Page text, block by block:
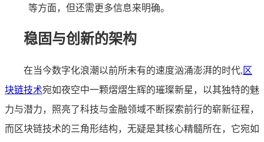
等方面，但还需更多信息来明确。
稳固与创新的架构
在当今数字化浪潮以前所未有的速度汹涌澎湃的时代, 区
块链技术宛如夜空中一颗熠熠生辉的璀璨新星，以其独特的魅
力与潜力，照亮了科技与金融领域不断探索前行的崭新征程，
而区块链技术的三角形结构，无疑是其核心精髓所在，它宛如